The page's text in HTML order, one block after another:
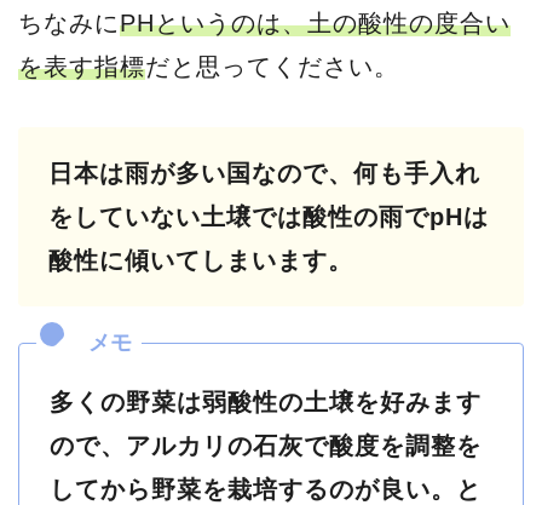
ちなみにPHというのは、土の酸性の度合い
を表す指標だと思ってください。
日本は雨が多い国なので、何も手入れ
をしていない土壌では酸性の雨でpHは
酸性に傾いてしまいます。
多くの野菜は弱酸性の土壌を好みます
ので、アルカリの石灰で酸度を調整を
してから野菜を栽培するのが良い。と